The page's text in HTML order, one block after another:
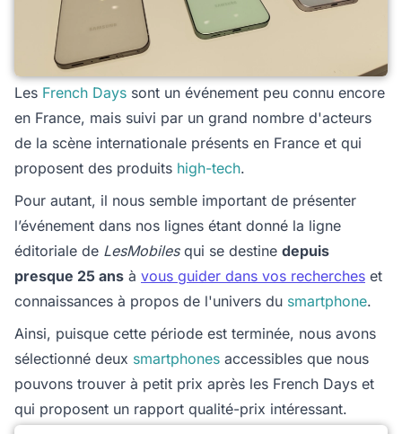
Les French Days sont un événement peu connu encore
en France, mais suivi par un grand nombre d'acteurs
de la scène internationale présents en France et qui
proposent des produits high-tech.
Pour autant, il nous semble important de présenter
l’événement dans nos lignes étant donné la ligne
éditoriale de LesMobilesqui se destine depuis
presque 25 ans à vous guider dans vos recherches et
connaissances à propos de l'univers du smartphone.
Ainsi, puisque cette période est terminée, nous avons
sélectionné deux smartphones accessibles que nous
pouvons trouver à petit prix après les French Days et
qui proposent un rapport qualité-prix intéressant.